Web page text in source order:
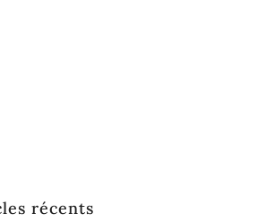
récents